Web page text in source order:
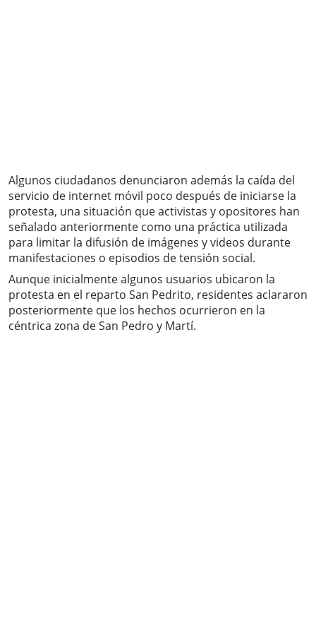
Algunos ciudadanos denunciaron además la caída del
servicio de internet móvil poco después de iniciarse la
protesta, una situación que activistas y opositores han
señalado anteriormente como una práctica utilizada
para limitar la difusión de imágenes y videos durante
manifestaciones o episodios de tensión social.
Aunque inicialmente algunos usuarios ubicaron la
protesta en el reparto San Pedrito, residentes aclararon
posteriormente que los hechos ocurrieron en la
céntrica zona de San Pedro y Martí.